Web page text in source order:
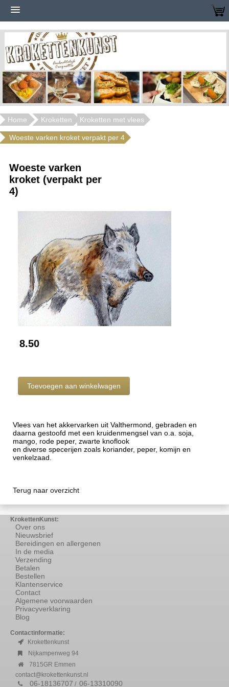
Home Kroketten Kroketten met vlees
Woeste varken kroket verpakt per 4
Woeste varken
kroket (verpakt per
4)
8.50
Vlees van het akkervarken uit Valthermond, gebraden en
daarna gestoofd met een kruidenmengsel van o.a. soja,
mango, rode peper, zwarte knoflook
en diverse specerijen zoals koriander, peper, komijn en
venkelzaad.
Terug naar overzicht
KrokettenKunst:
Over ons
Nieuwsbrief
Bereidingen en allergenen
In de media
Verzending
Betalen
Bestellen
Klantenservice
Contact
Algemene voorwaarden
Privacyverklaring
Blog
Contactinformatie:
Krokettenkunst
Nijkampenweg 94
7815GR Emmen
contact@krokettenkunst.nl
06-18136707 / 06-13310090